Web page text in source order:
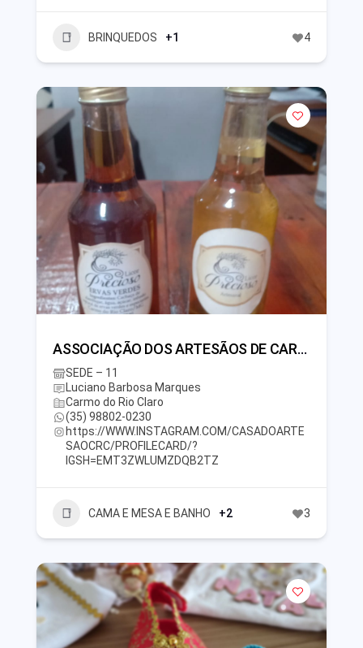
BRINQUEDOS +1 4
ASSOCIAÇÃO DOS ARTESÃOS DE CARMO DO RIO CLARO
SEDE – 11
Luciano Barbosa Marques
Carmo do Rio Claro
(35) 98802-0230
https://WWW.INSTAGRAM.COM/CASADOARTE
SAOCRC/PROFILECARD/?
IGSH=EMT3ZWLUMZDQB2TZ
CAMA E MESA E BANHO +2 3